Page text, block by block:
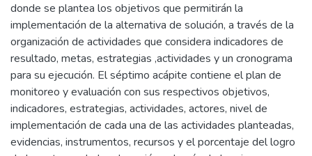
donde se plantea los objetivos que permitirán la
implementación de la alternativa de solución, a través de la
organización de actividades que considera indicadores de
resultado, metas, estrategias ,actividades y un cronograma
para su ejecución. El séptimo acápite contiene el plan de
monitoreo y evaluación con sus respectivos objetivos,
indicadores, estrategias, actividades, actores, nivel de
implementación de cada una de las actividades planteadas,
evidencias, instrumentos, recursos y el porcentaje del logro